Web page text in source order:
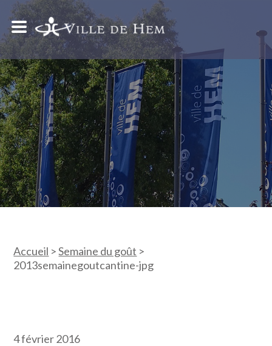
Accueil >Semaine du goût >
2013semainegoutcantine-jpg
4 février 2016